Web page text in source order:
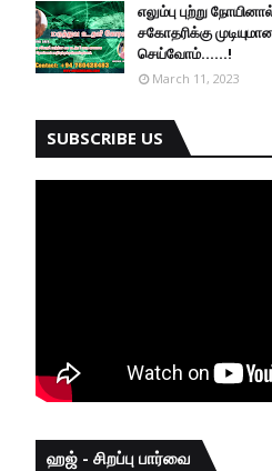
எலும்பு புற்று
சகோதரிக்கு
செய்வோம்......!
March 11, 2023
SUBSCRIBE US
ஹஜ் - சிறப்பு பார்வை